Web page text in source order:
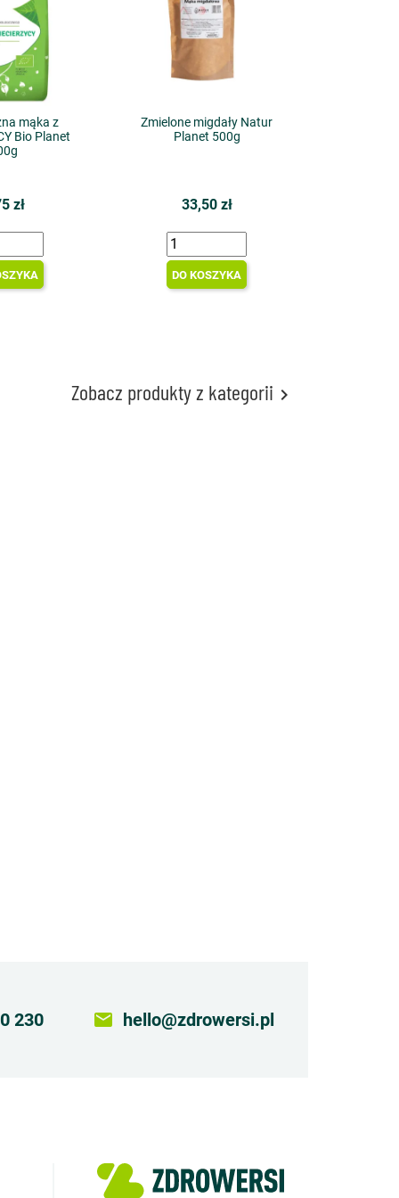
mąka z
Bio Planet
zł
Zmielone migdały Natur
Planet 500g
33,50 zł
DO KOSZYKA
Zobacz produkty z kategorii 
230 email hello@zdrowersi.pl